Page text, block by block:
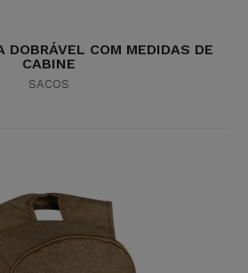
DOBRÁVEL COM MEDIDAS DE
CABINE
SACOS